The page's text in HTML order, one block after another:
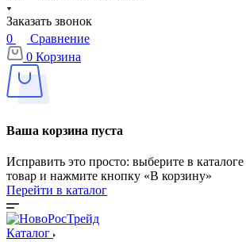
Заказать звонок
0
Сравнение
0 Корзина
Ваша корзина пуста
Исправить это просто: выберите в
товар и нажмите кнопку «В корзину»
Перейти в каталог
Каталог